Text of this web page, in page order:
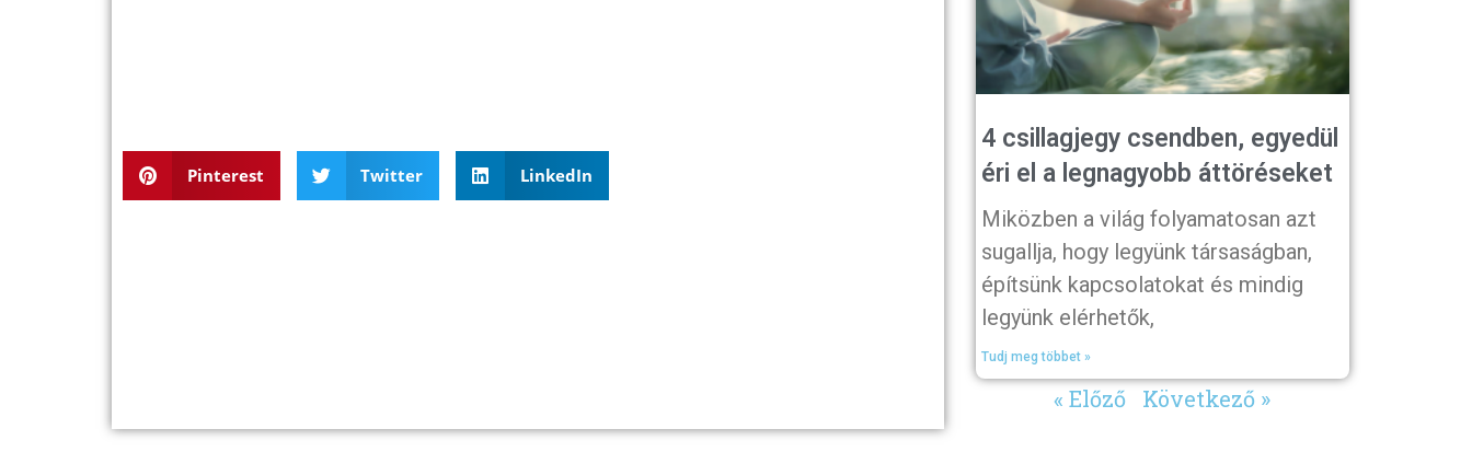
Pinterest Twitter LinkedIn
4 csillagjegy csendben, egyedül
éri el a legnagyobb áttöréseket
Miközben a világ folyamatosan azt
sugallja, hogy legyünk társaságban,
építsünk kapcsolatokat és mindig
legyünk elérhetők,
Tudj meg többet »
« Előző Következő »